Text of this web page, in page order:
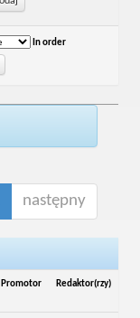
In order
następny
Promotor Redaktor(rzy)